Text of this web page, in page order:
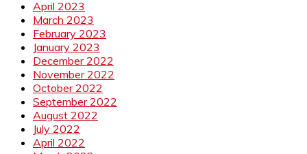
April 2023
March 2023
February 2023
January 2023
December 2022
November 2022
October 2022
September 2022
August 2022
July 2022
April 2022